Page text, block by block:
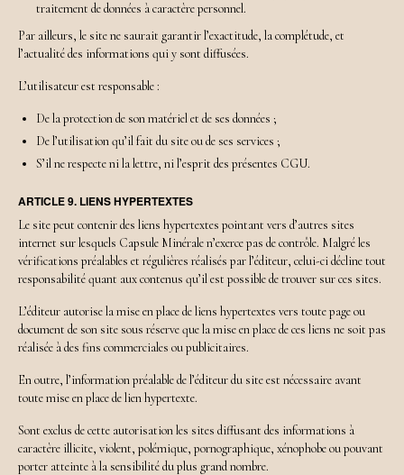
traitement de données à caractère personnel.
Par ailleurs, le site ne saurait garantir l’exactitude, la complétude, et
l’actualité des informations qui y sont diffusées.
L’utilisateur est responsable :
De la protection de son matériel et de ses données ;
De l’utilisation qu’il fait du site ou de ses services ;
S’il ne respecte ni la lettre, ni l’esprit des présentes CGU.
ARTICLE 9. LIENS HYPERTEXTES
Le site peut contenir des liens hypertextes pointant vers d’autres sites
internet sur lesquels Capsule Minérale n’exerce pas de contrôle. Malgré les
vérifications préalables et régulières réalisés par l’éditeur, celui-ci décline tout
responsabilité quant aux contenus qu’il est possible de trouver sur ces sites.
L’éditeur autorise la mise en place de liens hypertextes vers toute page ou
document de son site sous réserve que la mise en place de ces liens ne soit pas
réalisée à des fins commerciales ou publicitaires.
En outre, l’information préalable de l’éditeur du site est nécessaire avant
toute mise en place de lien hypertexte.
Sont exclus de cette autorisation les sites diffusant des informations à
caractère illicite, violent, polémique, pornographique, xénophobe ou pouvant
porter atteinte à la sensibilité du plus grand nombre.